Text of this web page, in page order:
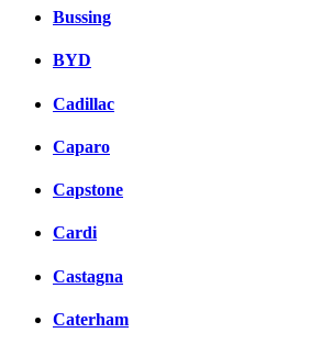
Bussing
BYD
Cadillac
Caparo
Capstone
Cardi
Castagna
Caterham